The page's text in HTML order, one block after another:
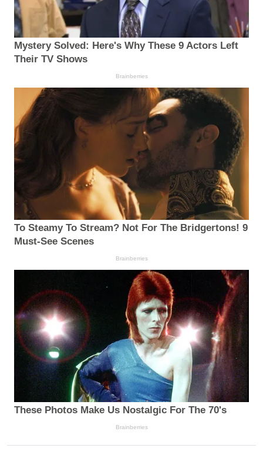
Mystery Solved: Here's Why These 9 Actors Left
Their TV Shows
Brainberries
To Steamy To Stream? Not For The Bridgertons! 9
Must-See Scenes
Brainberries
These Photos Make Us Nostalgic For The 70's
Brainberries